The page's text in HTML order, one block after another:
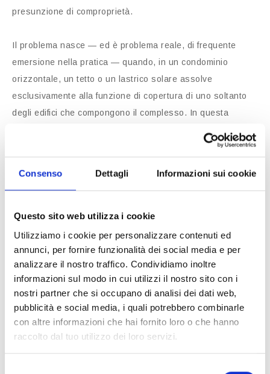
Consenso Dettagli Informazioni sui cookie
Questo sito web utilizza i cookie
Utilizziamo i cookie per personalizzare contenuti ed
annunci, per fornire funzionalità dei social media e per
analizzare il nostro traffico. Condividiamo inoltre
informazioni sul modo in cui utilizzi il nostro sito con i
nostri partner che si occupano di analisi dei dati web,
pubblicità e social media, i quali potrebbero combinarle
con altre informazioni che hai fornito loro o che hanno
raccolto dal tuo utilizzo dei loro servizi.
presunzione di comproprietà.
Il problema nasce — ed è problema reale, di frequente
emersione nella pratica — quando, in un condominio
orizzontale, un tetto o un lastrico solare assolve
esclusivamente alla funzione di copertura di uno soltanto
degli edifici che compongono il complesso. In questa
c.c. non può operare automaticamente, poiché il bene non
la materiale destinazione della res al servizio e al
proprietari.
La Suprema Corte ha affermato con chiarezza che l’art.
1117 c.c. non può riguardare “cose che, per obiettive
caratteristiche strutturali, servono in modo esclusivo all’uso
o al godimento di una sola parte dell’immobile” (Cass.
n. 22466/2010; Cass. SU n. 7449/1993). In tali casi manca
il presupposto funzionale che fonda la condominialità: il